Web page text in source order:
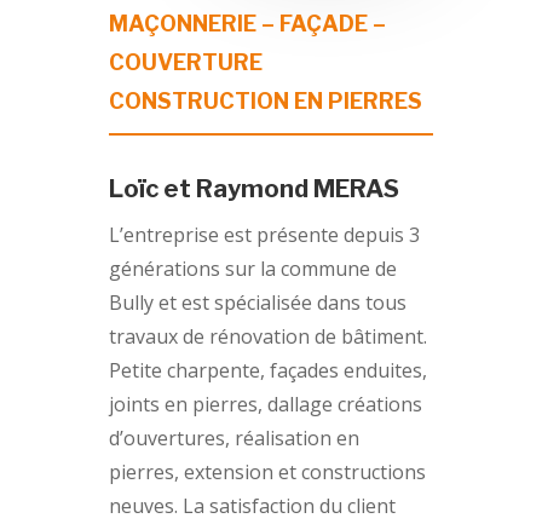
MAÇONNERIE – FAÇADE –
COUVERTURE
CONSTRUCTION EN PIERRES
Loïc et Raymond MERAS
L’entreprise est présente depuis 3
générations sur la commune de
Bully et est spécialisée dans tous
travaux de rénovation de bâtiment.
Petite charpente, façades enduites,
joints en pierres, dallage créations
d’ouvertures, réalisation en
pierres, extension et constructions
neuves. La satisfaction du client